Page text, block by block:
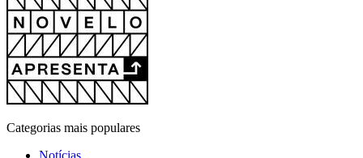
Categorias mais populares
Notícias